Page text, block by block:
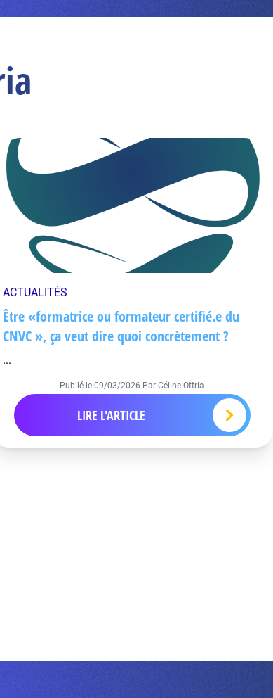
ACTUALITÉS
Être «formatrice ou formateur certifié.e du
CNVC », ça veut dire quoi concrètement ?
...
Publié le09/03/2026 Par Céline Ottria
LIRE L'ARTICLE